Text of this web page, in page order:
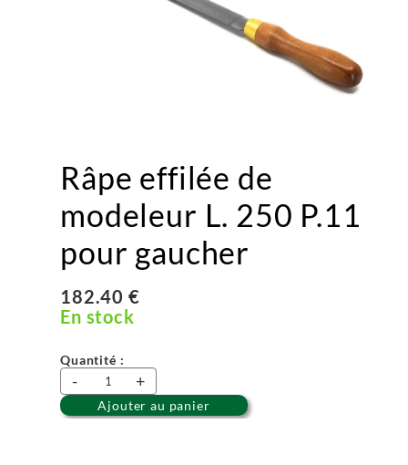
Râpe effilée de
modeleur L. 250 P.11
pour gaucher
182.40 €
En stock
Quantité :
- +
Ajouter au panier